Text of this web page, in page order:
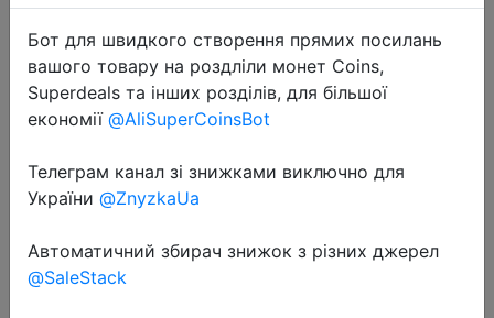
$189.99
Перейти до магазину
Бот для швидкого створення прямих посилань
вашого товару на роздліли монет Coins,
Superdeals та інших розділів, для більшої
економії @AliSuperCoinsBot
Телеграм канал зі знижками виключно для
України @ZnyzkaUa
Автоматичний збирач знижок з різних джерел
@SaleStack